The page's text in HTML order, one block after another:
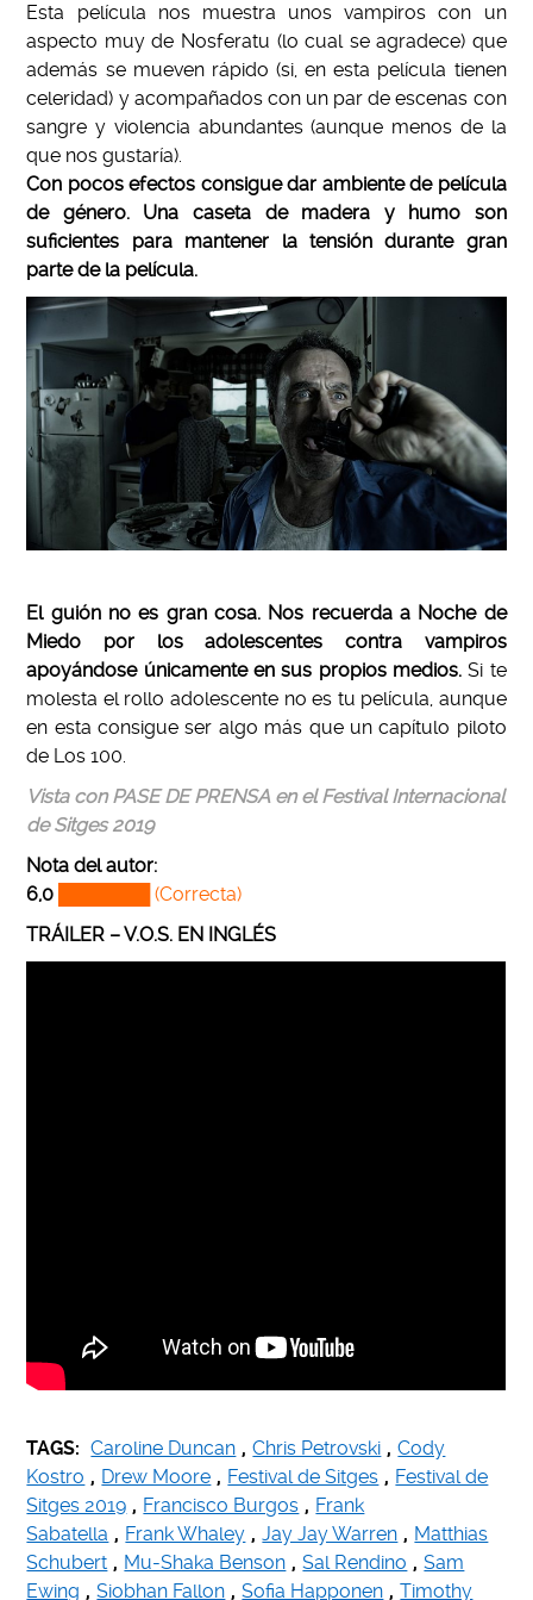
Esta película nos muestra unos vampiros con un
aspecto muy de Nosferatu (lo cual se agradece) que
además se mueven rápido (si, en esta película tienen
celeridad) y acompañados con un par de escenas con
sangre y violencia abundantes (aunque menos de la
que nos gustaría).
Con pocos efectos consigue dar ambiente de película
de género. Una caseta de madera y humo son
suficientes para mantener la tensión durante gran
parte de la película.
El guión no es gran cosa. Nos recuerda a Noche de
Miedo por los adolescentes contra vampiros
apoyándose únicamente en sus propios medios.Si te
molesta el rollo adolescente no es tu película, aunque
en esta consigue ser algo más que un capítulo piloto
de Los 100.
Vista con PASE DE PRENSA en el Festival Internacional
de Sitges 2019
Nota del autor:
6,0 ███████ (Correcta)
TRÁILER – V.O.S. EN INGLÉS
TAGS: Caroline Duncan , Chris Petrovski , Cody
Kostro , Drew Moore , Festival de Sitges , Festival de
Sitges 2019 , Francisco Burgos , Frank
Sabatella , Frank Whaley , Jay Jay Warren , Matthias
Schubert , Mu-Shaka Benson , Sal Rendino , Sam
Ewing , Siobhan Fallon , Sofia Happonen , Timothy